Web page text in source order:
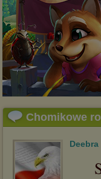
Chomikowe
Deebra